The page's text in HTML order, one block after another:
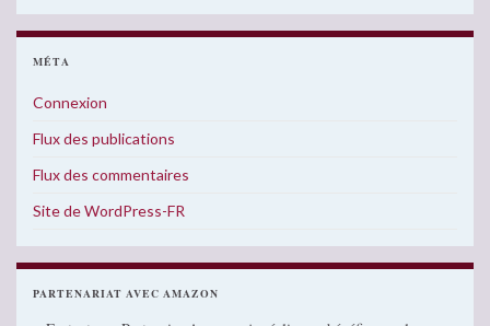
MÉTA
Connexion
Flux des publications
Flux des commentaires
Site de WordPress-FR
PARTENARIAT AVEC AMAZON